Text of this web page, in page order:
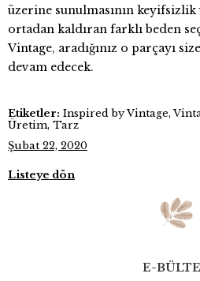
üzerine sunulmasının
ortadan kaldıran farklı beden
Vintage, aradığınız o parçayı
devam edecek.
Etiketler: Inspired by Vintage,
Üretim, Tarz
Şubat 22, 2020
Listeye dön
E-